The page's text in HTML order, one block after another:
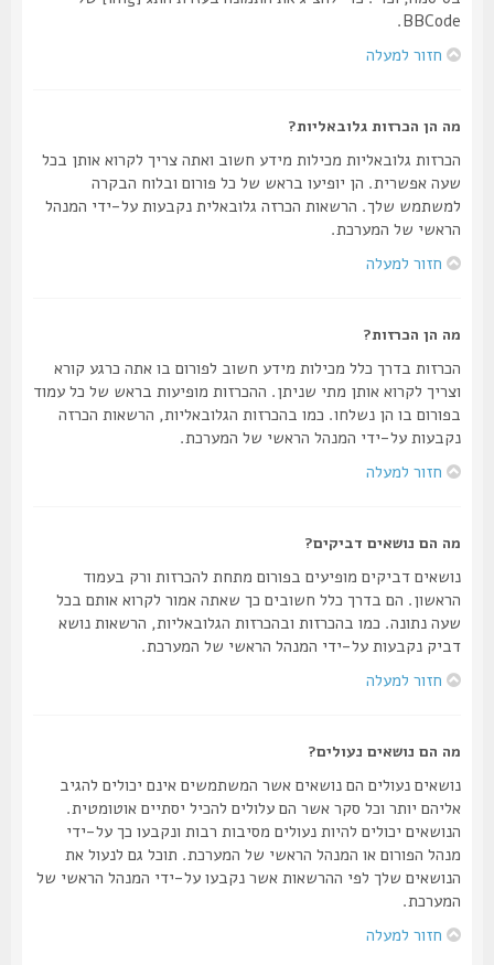
BBCode.
חזור למעלה
מה הן הכרזות גלובאליות?
הכרזות גלובאליות מכילות מידע חשוב ואתה צריך לקרוא אותן בכל
שעה אפשרית. הן יופיעו בראש של כל פורום ובלוח הבקרה
למשתמש שלך. הרשאות הכרזה גלובאלית נקבעות על-ידי המנהל
הראשי של המערכת.
חזור למעלה
מה הן הכרזות?
הכרזות בדרך כלל מכילות מידע חשוב לפורום בו אתה כרגע קורא
וצריך לקרוא אותן מתי שניתן. ההכרזות מופיעות בראש של כל עמוד
בפורום בו הן נשלחו. כמו בהכרזות הגלובאליות, הרשאות הכרזה
נקבעות על-ידי המנהל הראשי של המערכת.
חזור למעלה
מה הם נושאים דביקים?
נושאים דביקים מופיעים בפורום מתחת להכרזות ורק בעמוד
הראשון. הם בדרך כלל חשובים כך שאתה אמור לקרוא אותם בכל
שעה נתונה. כמו בהכרזות ובהכרזות הגלובאליות, הרשאות נושא
דביק נקבעות על-ידי המנהל הראשי של המערכת.
חזור למעלה
מה הם נושאים נעולים?
נושאים נעולים הם נושאים אשר המשתמשים אינם יכולים להגיב
אליהם יותר וכל סקר אשר הם עלולים להכיל יסתיים אוטומטית.
הנושאים יכולים להיות נעולים מסיבות רבות ונקבעו כך על-ידי
מנהל הפורום או המנהל הראשי של המערכת. תוכל גם לנעול את
הנושאים שלך לפי ההרשאות אשר נקבעו על-ידי המנהל הראשי של
המערכת.
חזור למעלה